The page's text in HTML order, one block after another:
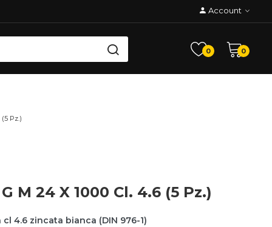
Account
0 0
Pz.)
M 24 X 1000 Cl. 4.6 (5 Pz.)
4.6 zincata bianca (DIN 976-1)